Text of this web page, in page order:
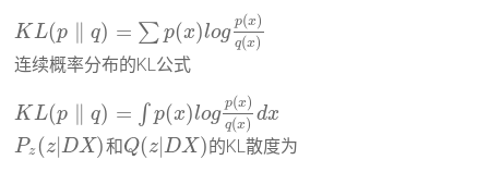
KL(p ∥ q) = ∑ p(x)log
p(x)
q(x)
连续概率分布的KL公式
K L(p ∥ q) = ∫ p(x)log
p(x)
q(x)
dx
Pz (z| DX)和Q(z| DX)的KL散度为